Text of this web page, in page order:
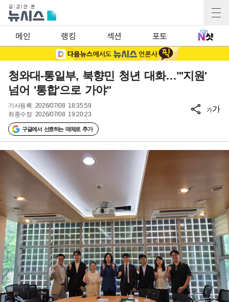
메인 랭킹 섹션 포토
청와대-통일부, 북향민 청년 대화…"'지원'
넘어 '통합'으로 가야"
기사등록 2026/07/08 18:35:59
최종수정 2026/07/08 19:20:23
구글에서 선호하는 매체로 추가
가가